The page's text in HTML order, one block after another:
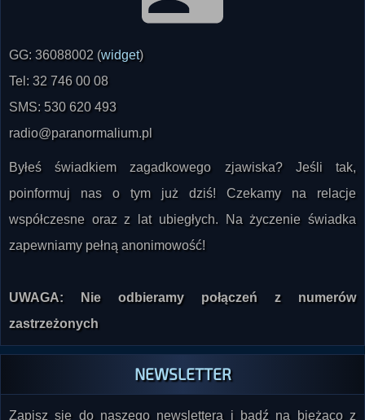
GG: 36088002 (widget
Tel: 32 746 00 08
SMS: 530 620 493
radio@paranormalium.pl
Byłeś świadkiem zagadkowego zjawiska? Jeśli tak,
poinformuj nas o tym już dziś! Czekamy na relacje
współczesne oraz z lat ubiegłych. Na życzenie świadka
UWAGA: Nie odbieramy połączeń z numerów
zastrzeżonych
NEWSLETTER